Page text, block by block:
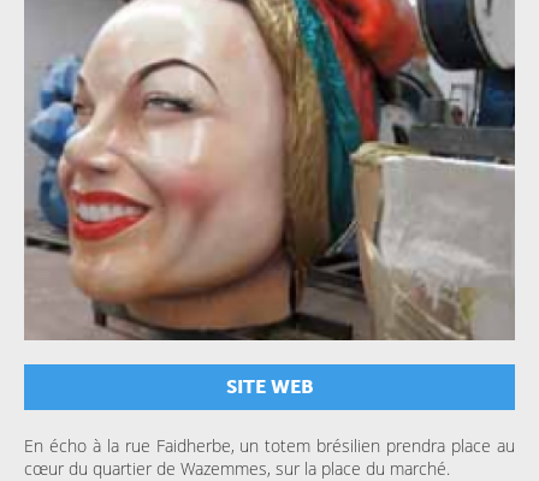
SITE WEB
En écho à la rue Faidherbe, un totem brésilien prendra place au
cœur du quartier de Wazemmes, sur la place du marché.